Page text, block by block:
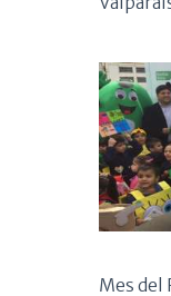
Mes del